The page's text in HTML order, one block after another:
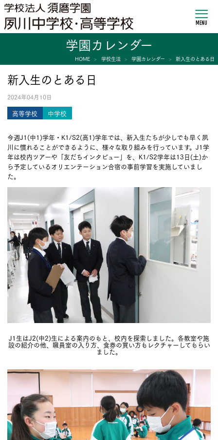
MENU
学園カレンダー
HOME 学校生活 学園カレンダー 新入生のとある日
新入生のとある日
2024年04月10日
高等学校 中学校
今週J1(中1)学年・K1/S2(高1)学年では、新入生たちが少しでも早く夙
川に慣れることができるように、様々な取り組みを行っています。J1学
年は校内ツアーや「友だちインタビュー」を、K1/S2学年は13日(土)か
ら予定しているオリエンテーション合宿の事前学習を実施していまし
た。
J1生はJ2(中2)生による案内のもと、校内を探索しました。各教室や施
設の紹介の他、職員室の入り方、食券の買い方もレクチャーしてもらい
ました。